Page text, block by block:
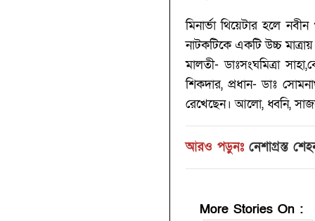
মিনার্ভা থিয়েটার হলে
নাটকটিকে একটি উচ্চ
মালতী- ডাঃসংঘমিত্রা
শিকদার, প্রধান- ডাঃ
রেখেছেন। আলো, ধ্বনি,
আরও পড়ুনঃ নেশাগ্রস্ত
More Stories On :